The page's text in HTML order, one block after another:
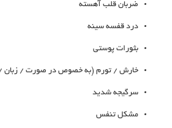
ضربان قلب آهسته
درد قفسه سینه
بثورات پوستی
خارش / تورم (به خصوص در صورت / زبان /
سرگیجه شدید
مشکل تنفس